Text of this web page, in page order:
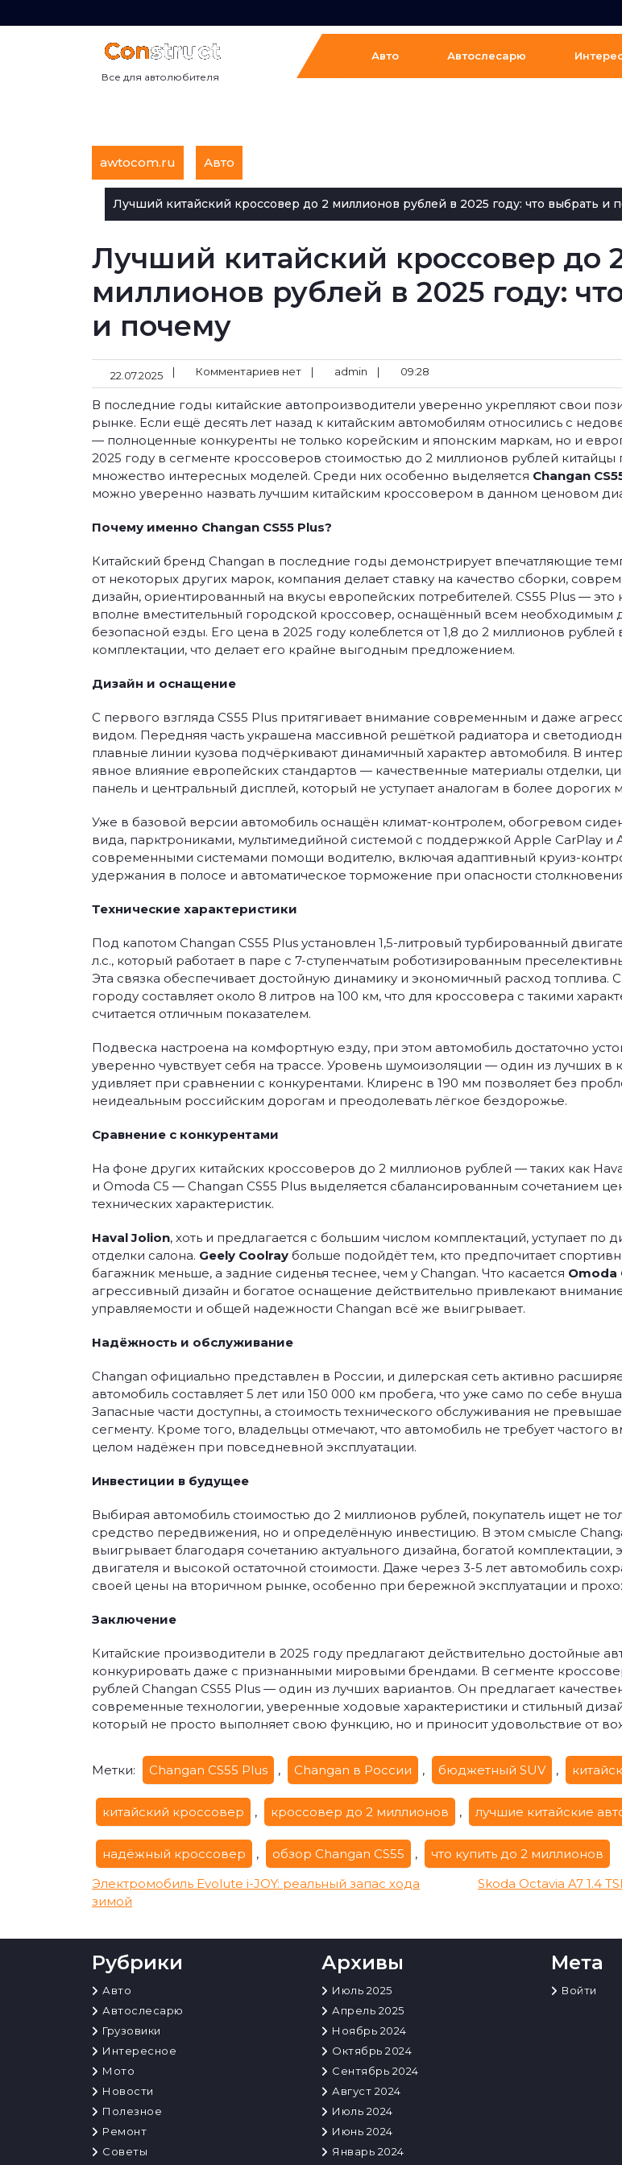
к
Все для автолюбителя
Авто Автослесарю
awtocom.ru Авто
Лучший китайский кроссовер до 2 миллионов рублей в 2025 году: что выбрать и
Лучший китайский кроссовер до
миллионов рублей в 2025 году:
и почему
22.07.2025 | Комментариев нет | admin | 09:28
В последние годы китайские автопроизводители уверенно укрепляют свои
рынке. Если ещё десять лет назад к китайским автомобилям относились с
— полноценные конкуренты не только корейским и японским маркам, но и
2025 году в сегменте кроссоверов стоимостью до 2 миллионов рублей китайцы
множество интересных моделей. Среди них особенно выделяется Changan
можно уверенно назвать лучшим китайским кроссовером в данном ценовом
Почему именно Changan CS55 Plus?
Китайский бренд Changan в последние годы демонстрирует впечатляющие
от некоторых других марок, компания делает ставку на качество сборки,
дизайн, ориентированный на вкусы европейских потребителей. CS55 Plus — это
вполне вместительный городской кроссовер, оснащённый всем необходимым
безопасной езды. Его цена в 2025 году колеблется от 1,8 до 2 миллионов рублей
комплектации, что делает его крайне выгодным предложением.
Дизайн и оснащение
С первого взгляда CS55 Plus притягивает внимание современным и даже
видом. Передняя часть украшена массивной решёткой радиатора и
плавные линии кузова подчёркивают динамичный характер автомобиля. В
явное влияние европейских стандартов — качественные материалы отделки,
панель и центральный дисплей, который не уступает аналогам в более дорогих
Уже в базовой версии автомобиль оснащён климат-контролем, обогревом
вида, парктрониками, мультимедийной системой с поддержкой Apple CarPlay и
современными системами помощи водителю, включая адаптивный круиз-
удержания в полосе и автоматическое торможение при опасности
Технические характеристики
Под капотом Changan CS55 Plus установлен 1,5-литровый турбированный
л.с., который работает в паре с 7-ступенчатым роботизированным
Эта связка обеспечивает достойную динамику и экономичный расход топлива.
городу составляет около 8 литров на 100 км, что для кроссовера с такими
считается отличным показателем.
Подвеска настроена на комфортную езду, при этом автомобиль достаточно
уверенно чувствует себя на трассе. Уровень шумоизоляции — один из лучших в
удивляет при сравнении с конкурентами. Клиренс в 190 мм позволяет без
неидеальным российским дорогам и преодолевать лёгкое бездорожье.
Сравнение с конкурентами
На фоне других китайских кроссоверов до 2 миллионов рублей — таких как
и Omoda C5 — Changan CS55 Plus выделяется сбалансированным сочетанием
технических характеристик.
Haval Jolion, хоть и предлагается с большим числом комплектаций, уступает по
отделки салона. Geely Coolray больше подойдёт тем, кто предпочитает
багажник меньше, а задние сиденья теснее, чем у Changan. Что касается Omoda
агрессивный дизайн и богатое оснащение действительно привлекают
управляемости и общей надежности Changan всё же выигрывает.
Надёжность и обслуживание
Changan официально представлен в России, и дилерская сеть активно
автомобиль составляет 5 лет или 150 000 км пробега, что уже само по себе
Запасные части доступны, а стоимость технического обслуживания не
сегменту. Кроме того, владельцы отмечают, что автомобиль не требует частого
целом надёжен при повседневной эксплуатации.
Инвестиции в будущее
Выбирая автомобиль стоимостью до 2 миллионов рублей, покупатель ищет не
средство передвижения, но и определённую инвестицию. В этом смысле
выигрывает благодаря сочетанию актуального дизайна, богатой комплектации,
двигателя и высокой остаточной стоимости. Даже через 3-5 лет автомобиль
своей цены на вторичном рынке, особенно при бережной эксплуатации и
Заключение
Китайские производители в 2025 году предлагают действительно достойные
конкурировать даже с признанными мировыми брендами. В сегменте
рублей Changan CS55 Plus — один из лучших вариантов. Он предлагает
современные технологии, уверенные ходовые характеристики и стильный
который не просто выполняет свою функцию, но и приносит удовольствие от
Метки: Changan CS55 Plus , Changan в России , бюджетный SUV ,
китайский кроссовер , кроссовер до 2 миллионов , лучшие китайские
надёжный кроссовер , обзор Changan CS55 , что купить до 2 миллионов
Навигация
по
записям
Электромобиль Evolute i-JOY: реальный запас хода
зимой
Skoda Octavia A7 1.4
Рубрики
Авто
Автослесарю
Грузовики
Интересное
Мото
Новости
Полезное
Ремонт
Советы
Архивы
Июль 2025
Апрель 2025
Ноябрь 2024
Октябрь 2024
Сентябрь 2024
Август 2024
Июль 2024
Июнь 2024
Январь 2024
Мета
Войти